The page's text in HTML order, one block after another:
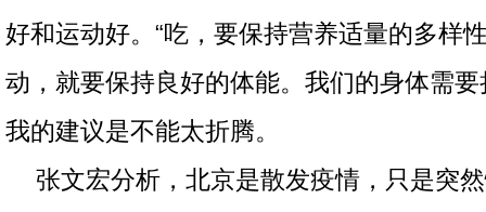
好和运动好。“吃，要保持营养适量的多样
动，就要保持良好的体能。我们的身体需
我的建议是不能太折腾。
张文宏分析，北京是散发疫情，只是突